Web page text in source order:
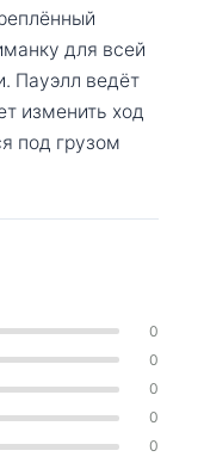
для всей
Пауэлл ведёт
изменить ход
под грузом
0
0
0
0
0